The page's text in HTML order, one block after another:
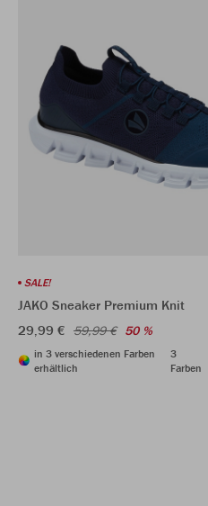
SALE!
JAKO Sneaker Premium Knit
29,99 € 59,99 € 50 %
in 3 verschiedenen Farben
erhältlich
3
Farben